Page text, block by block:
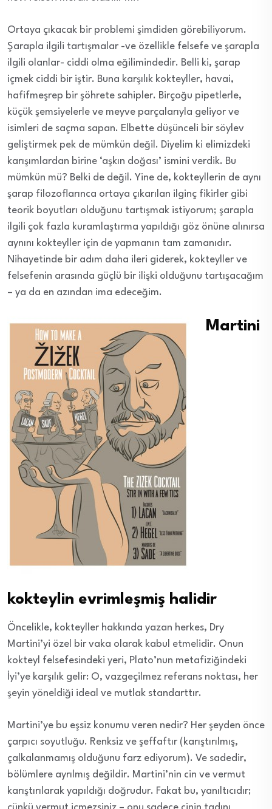
Ortaya çıkacak bir problemi şimdiden görebiliyorum.
Şarapla ilgili tartışmalar -ve özellikle felsefe ve şarapla
ilgili olanlar- ciddi olma eğilimindedir. Belli ki, şarap
içmek ciddi bir iştir. Buna karşılık kokteyller, havai,
hafifmeşrep bir şöhrete sahipler. Birçoğu pipetlerle,
küçük şemsiyelerle ve meyve parçalarıyla geliyor ve
isimleri de saçma sapan. Elbette düşünceli bir söylev
geliştirmek pek de mümkün değil. Diyelim ki elimizdeki
karışımlardan birine ‘aşkın doğası’ ismini verdik. Bu
mümkün mü? Belki de değil. Yine de, kokteyllerin de aynı
şarap filozoflarınca ortaya çıkarılan ilginç fikirler gibi
teorik boyutları olduğunu tartışmak istiyorum; şarapla
ilgili çok fazla kuramlaştırma yapıldığı göz önüne alınırsa
aynını kokteyller için de yapmanın tam zamanıdır.
Nihayetinde bir adım daha ileri giderek, kokteyller ve
felsefenin arasında güçlü bir ilişki olduğunu tartışacağım
– ya da en azından ima edeceğim.
Martini
kokteylin evrimleşmiş halidir
Öncelikle, kokteyller hakkında yazan herkes, Dry
Martini’yi özel bir vaka olarak kabul etmelidir. Onun
kokteyl felsefesindeki yeri, Plato’nun metafiziğindeki
İyi’ye karşılık gelir: O, vazgeçilmez referans noktası, her
şeyin yöneldiği ideal ve mutlak standarttır.
Martini’ye bu eşsiz konumu veren nedir? Her şeyden önce
çarpıcı soyutluğu. Renksiz ve şeffaftır (karıştırılmış,
çalkalanmamış olduğunu farz ediyorum). Ve sadedir,
bölümlere ayrılmış değildir. Martini’nin cin ve vermut
karıştırılarak yapıldığı doğrudur. Fakat bu, yanıltıcıdır;